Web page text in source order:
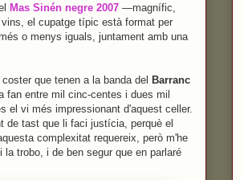
Mas Sinén negre 2007 —magnífic,
el cupatge típic està format per
o menys iguals, juntament amb una
que tenen a la banda del
Barranc
fan entre mil cinc-centes i dues mil
el vi més impressionant d'aquest celler.
de tast que li faci justícia, perquè el
complexitat requereix, però m'he
trobo, i de ben segur que en parlaré